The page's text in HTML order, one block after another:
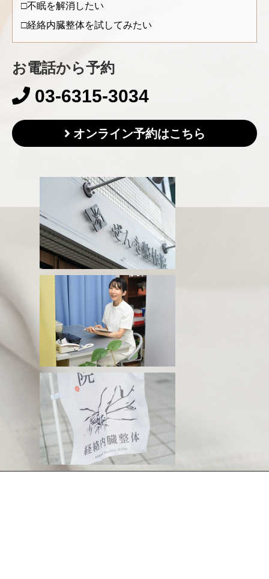
不眠を解消したい
経絡内臓整体を試してみたい
お電話から予約
03-6315-3034
オンライン予約はこちら